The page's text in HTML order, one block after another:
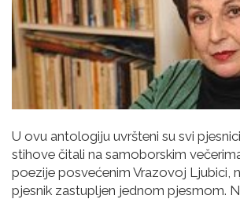
U ovu antologiju uvršteni su svi
stihove čitali na samoborskim
poezije posvećenim Vrazovoj Ljubici,
pjesnik zastupljen jednom pjesmom.